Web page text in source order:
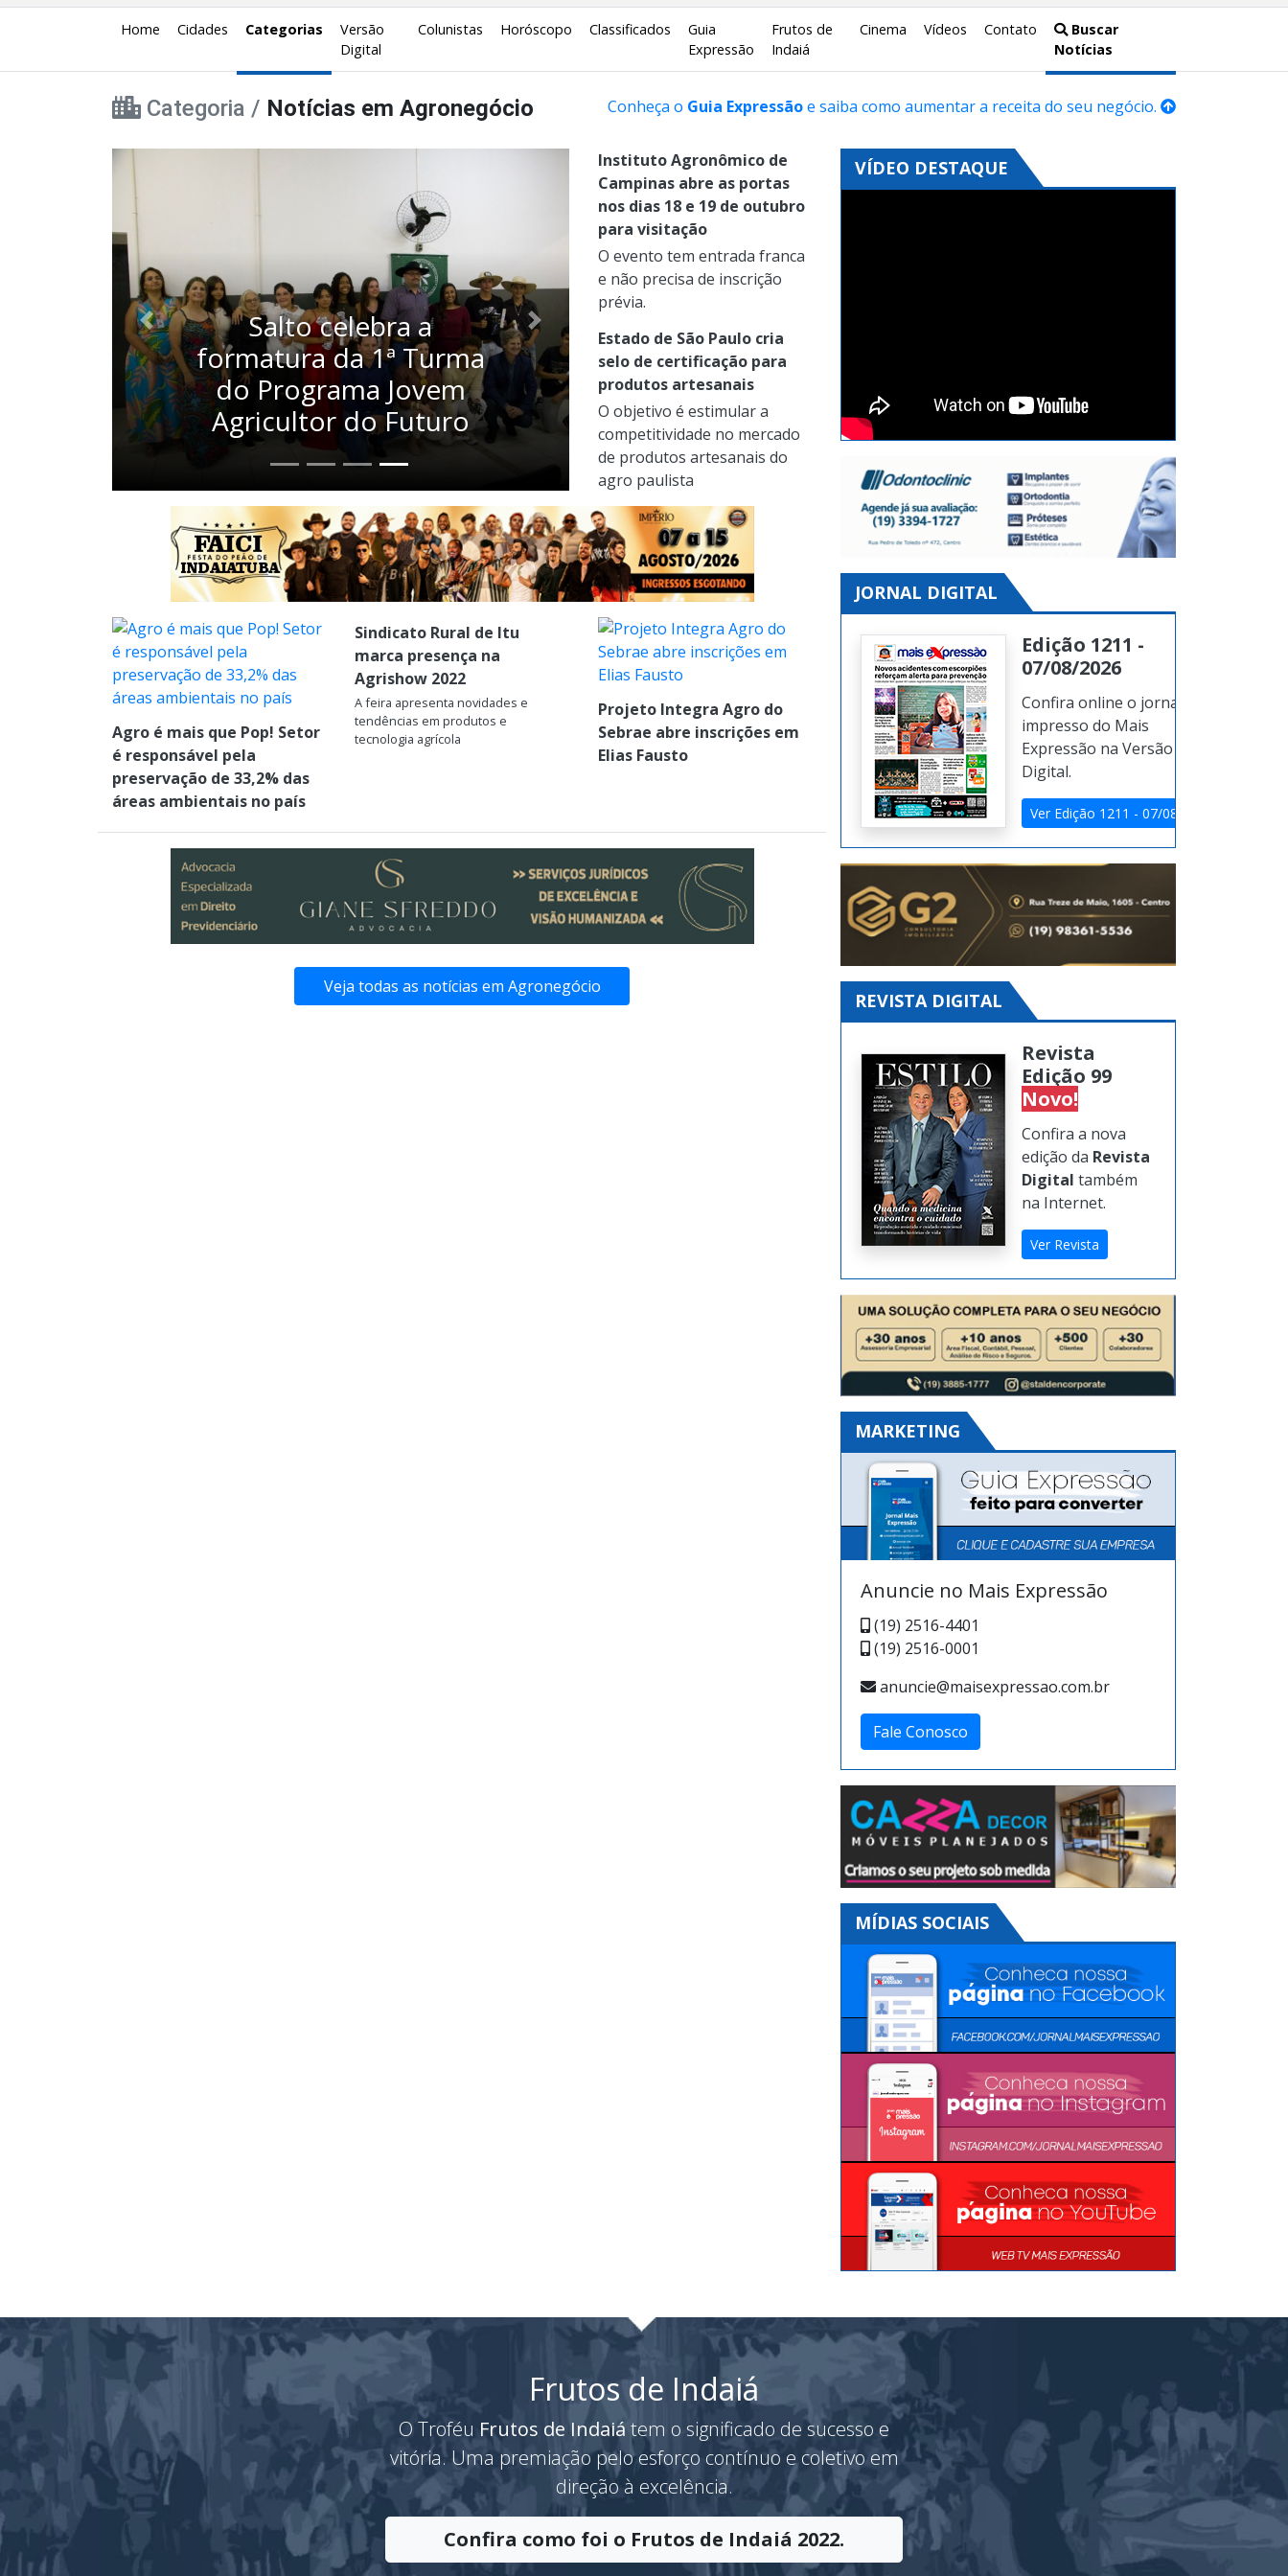
Home Cidades Categorias
Versão
Digital
Colunistas Horóscopo Classificados
Guia
Expressão
Frutos de
Indaiá
Cinema Vídeos Contato
Buscar
Notícias
Categoria / Notícias em Agronegócio Conheça o Guia Expressãoe saiba como aumentar a receita do seu negócio.
‘Cowbot’: ferramenta
gratuita realiza mais de
30 mil análises
socioambientais
Anterior Próximo
Instituto Agronômico de
Campinas abre as portas
nos dias 18 e 19 de outubro
para visitação
O evento tem entrada franca
e não precisa de inscrição
prévia.
Estado de São Paulo cria
selo de certificação para
produtos artesanais
O objetivo é estimular a
competitividade no mercado
de produtos artesanais do
agro paulista
Agro é mais que Pop! Setor
é responsável pela
preservação de 33,2% das
áreas ambientais no país
Sindicato Rural de Itu
marca presença na
Agrishow 2022
A feira apresenta novidades e
tendências em produtos e
tecnologia agrícola
Projeto Integra Agro do
Sebrae abre inscrições em
Elias Fausto
Veja todas as notícias em Agronegócio
VÍDEO DESTAQUE
JORNAL DIGITAL
Edição 1211 -
07/08/2026
Confira online o jornal
impresso do Mais
Expressão na Versão
Digital.
Ver Edição 1211 - 07/08/2026
REVISTA DIGITAL
Revista
Edição 99
Novo!
Confira a nova
edição da Revista
Digital também
na Internet.
Ver Revista
MARKETING
Anuncie no Mais Expressão
(19) 2516-4401
(19) 2516-0001
anuncie@maisexpressao.com.br
Fale Conosco
MÍDIAS SOCIAIS
Frutos de Indaiá
O Troféu Frutos de Indaiá tem o significado de sucesso e
vitória. Uma premiação pelo esforço contínuo e coletivo em
direção à excelência.
Confira como foi o Frutos de Indaiá 2022.